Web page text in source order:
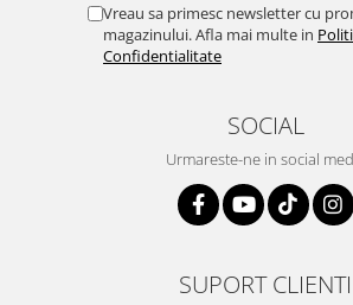
Vreau sa primesc newsletter cu
magazinului. Afla mai multe in
Confidentialitate
SOCIAL
Urmareste-ne in social
SUPORT CLIENTI